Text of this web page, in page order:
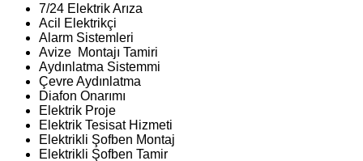
7/24 Elektrik Arıza
Acil Elektrikçi
Alarm Sistemleri
Avize Montajı Tamiri
Aydınlatma Sistemmi
Çevre Aydınlatma
Diafon Onarımı
Elektrik Proje
Elektrik Tesisat Hizmeti
Elektrikli Şofben Montaj
Elektrikli Şofben Tamir